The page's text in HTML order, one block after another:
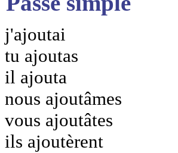
j'ajoutai
tu ajoutas
il ajouta
nous ajoutâmes
vous ajoutâtes
ils ajoutèrent